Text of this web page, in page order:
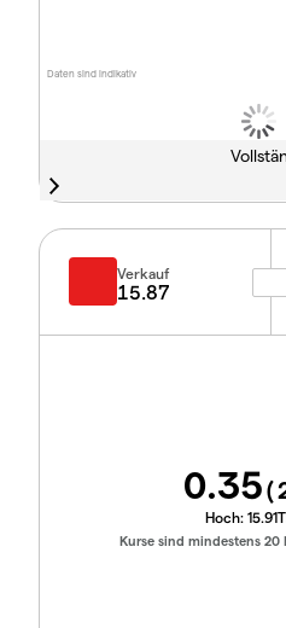
Daten sind indikativ
Verkauf
15.87
0.35(
Hoch: 15.91
Kurse sind mindestens